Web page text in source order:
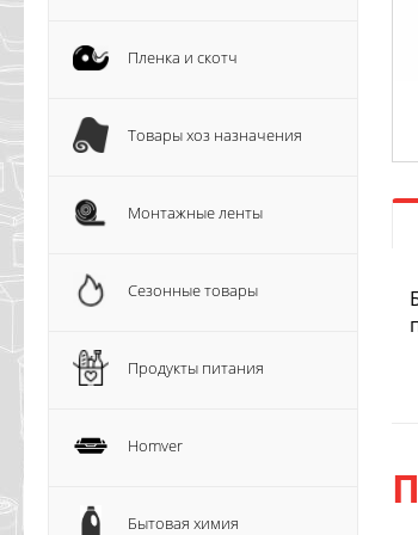
Пленка и скотч
Товары хоз назначения
Монтажные ленты
Сезонные товары
Продукты питания
Homver
Бытовая химия